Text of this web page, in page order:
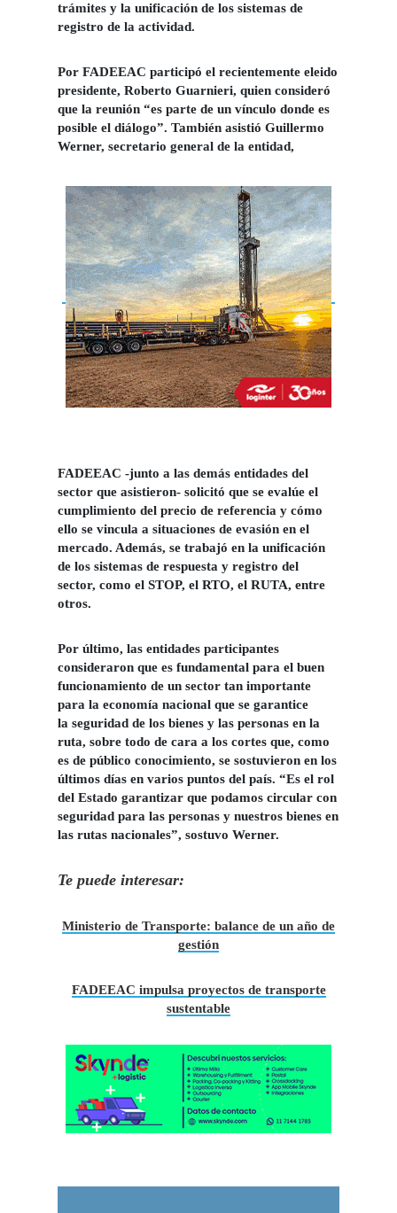
trámites y la unificación de los sistemas de
registro de la actividad.
Por FADEEAC participó el recientemente eleido
presidente, Roberto Guarnieri, quien consideró
que la reunión “es parte de un vínculo donde es
posible el diálogo”. También asistió Guillermo
Werner, secretario general de la entidad,
FADEEAC -junto a las demás entidades del
sector que asistieron- solicitó que se evalúe el
cumplimiento del precio de referencia y cómo
ello se vincula a situaciones de evasión en el
mercado. Además, se trabajó en la unificación
de los sistemas de respuesta y registro del
sector, como el STOP, el RTO, el RUTA, entre
otros.
Por último, las entidades participantes
consideraron que es fundamental para el buen
funcionamiento de un sector tan importante
para la economía nacional que se garantice
la seguridad de los bienes y las personas en la
ruta, sobre todo de cara a los cortes que, como
es de público conocimiento, se sostuvieron en los
últimos días en varios puntos del país. “Es el rol
del Estado garantizar que podamos circular con
seguridad para las personas y nuestros bienes en
las rutas nacionales”, sostuvo Werner.
Te puede interesar:
Ministerio de Transporte: balance de un año de
gestión
FADEEAC impulsa proyectos de transporte
sustentable